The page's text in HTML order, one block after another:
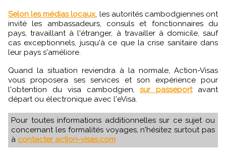
Selon les médias locaux, les autorités cambodgiennes ont
invité les ambassadeurs, consuls et fonctionnaires du
pays, travaillant à l'étranger, à travailler à domicile, sauf
cas exceptionnels, jusqu'à ce que la crise sanitaire dans
leur pays s'améliore.
Quand la situation reviendra à la normale, Action-Visas
vous proposera ses services et son expérience pour
l'obtention du visa cambodgien,sur passeportavant
départ ou électronique avec l'eVisa.
Pour toutes informations additionnelles sur ce sujet ou
concernant les formalités voyages, n'hésitez surtout pas
à contacter action-visas.com